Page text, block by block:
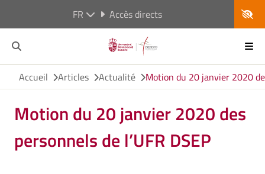
FR Accès directs
Accueil Articles Actualité Motion du 20 janvier 2020
Motion du 20 janvier 2020 des
personnels de l’UFR DSEP